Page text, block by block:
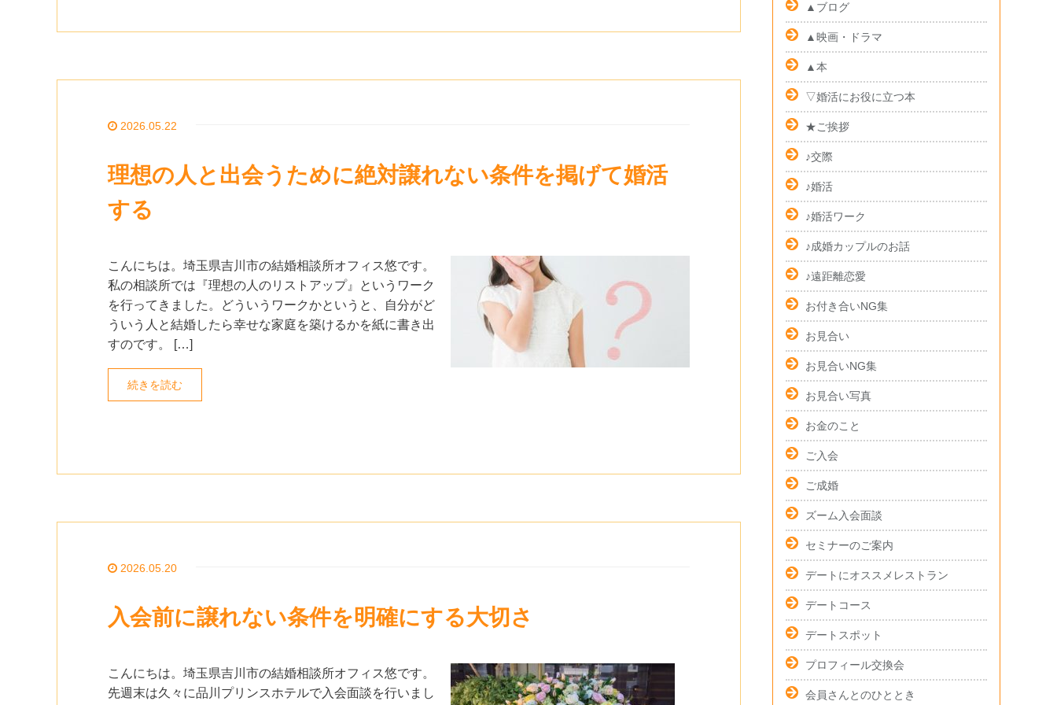
2026.05.22
理想の人と出会うために絶対譲れない条件を掲げて婚活
する
こんにちは。埼玉県吉川市の結婚相談所オフィス悠です。
私の相談所では『理想の人のリストアップ』というワーク
を行ってきました。どういうワークかというと、自分がど
ういう人と結婚したら幸せな家庭を築けるかを紙に書き出
すのです。 […]
続きを読む
2026.05.20
入会前に譲れない条件を明確にする大切さ
こんにちは。埼玉県吉川市の結婚相談所オフィス悠です。
先週末は久々に品川プリンスホテルで入会面談を行いまし
▲ブログ
▲映画・ドラマ
▲本
▽婚活にお役に立つ本
★ご挨拶
♪交際
♪婚活
♪婚活ワーク
♪成婚カップルのお話
♪遠距離恋愛
お付き合いNG集
お見合い
お見合いNG集
お見合い写真
お金のこと
ご入会
ご成婚
ズーム入会面談
セミナーのご案内
デートにオススメレストラン
デートコース
デートスポット
プロフィール交換会
会員さんとのひととき